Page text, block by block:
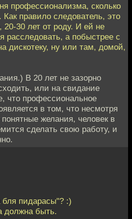
профессионализма, сколько
Как правило следователь, это
20-30 лет от роду. И ей не
расследовать, а побыстрее с
дискотеку, ну или там, домой,
В 20 лет не зазорно
или на свидание
что профессиональное
в том, что несмотря
желания, человек в
сделать свою работу, и
пидарасы"? :)
должна быть.